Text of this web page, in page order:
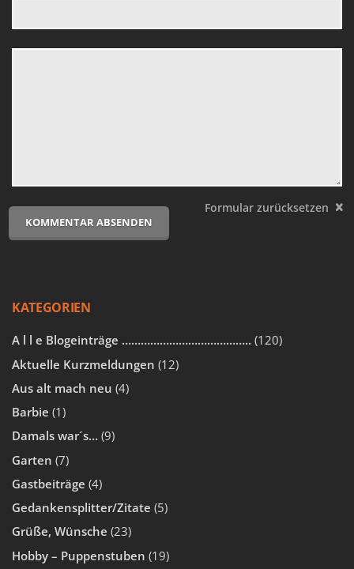
KATEGORIEN
A l l e Blogeinträge ………………………………….. (120)
Aktuelle Kurzmeldungen (12)
Aus alt mach neu (4)
Barbie (1)
Damals war´s… (9)
Garten (7)
Gastbeiträge (4)
Gedankensplitter/Zitate (5)
Grüße, Wünsche (23)
Hobby – Puppenstuben (19)